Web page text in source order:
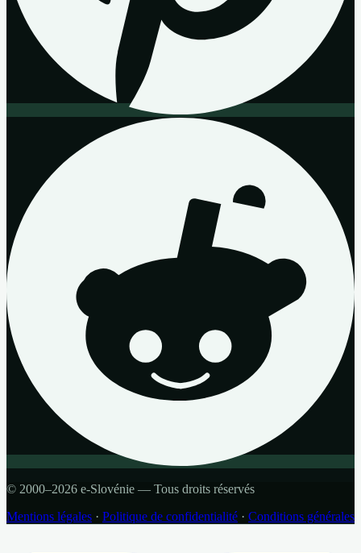
© 2000–2026 e-Slovénie — Tous droits réservés
Mentions légales · Politique de confidentialité · Conditions générales